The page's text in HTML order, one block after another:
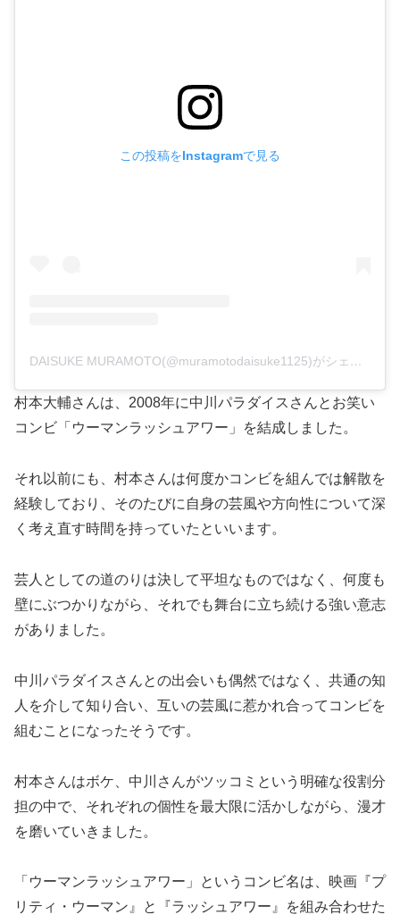
この投稿をInstagramで見る
DAISUKE MURAMOTO(@muramotodaisuke1125)がシェアした投稿
村本大輔さんは、2008年に中川パラダイスさんとお笑い
コンビ「ウーマンラッシュアワー」を結成しました。
それ以前にも、村本さんは何度かコンビを組んでは解散を
経験しており、そのたびに自身の芸風や方向性について深
く考え直す時間を持っていたといいます。
芸人としての道のりは決して平坦なものではなく、何度も
壁にぶつかりながら、それでも舞台に立ち続ける強い意志
がありました。
中川パラダイスさんとの出会いも偶然ではなく、共通の知
人を介して知り合い、互いの芸風に惹かれ合ってコンビを
組むことになったそうです。
村本さんはボケ、中川さんがツッコミという明確な役割分
担の中で、それぞれの個性を最大限に活かしながら、漫才
を磨いていきました。
「ウーマンラッシュアワー」というコンビ名は、映画『プ
リティ・ウーマン』と『ラッシュアワー』を組み合わせた